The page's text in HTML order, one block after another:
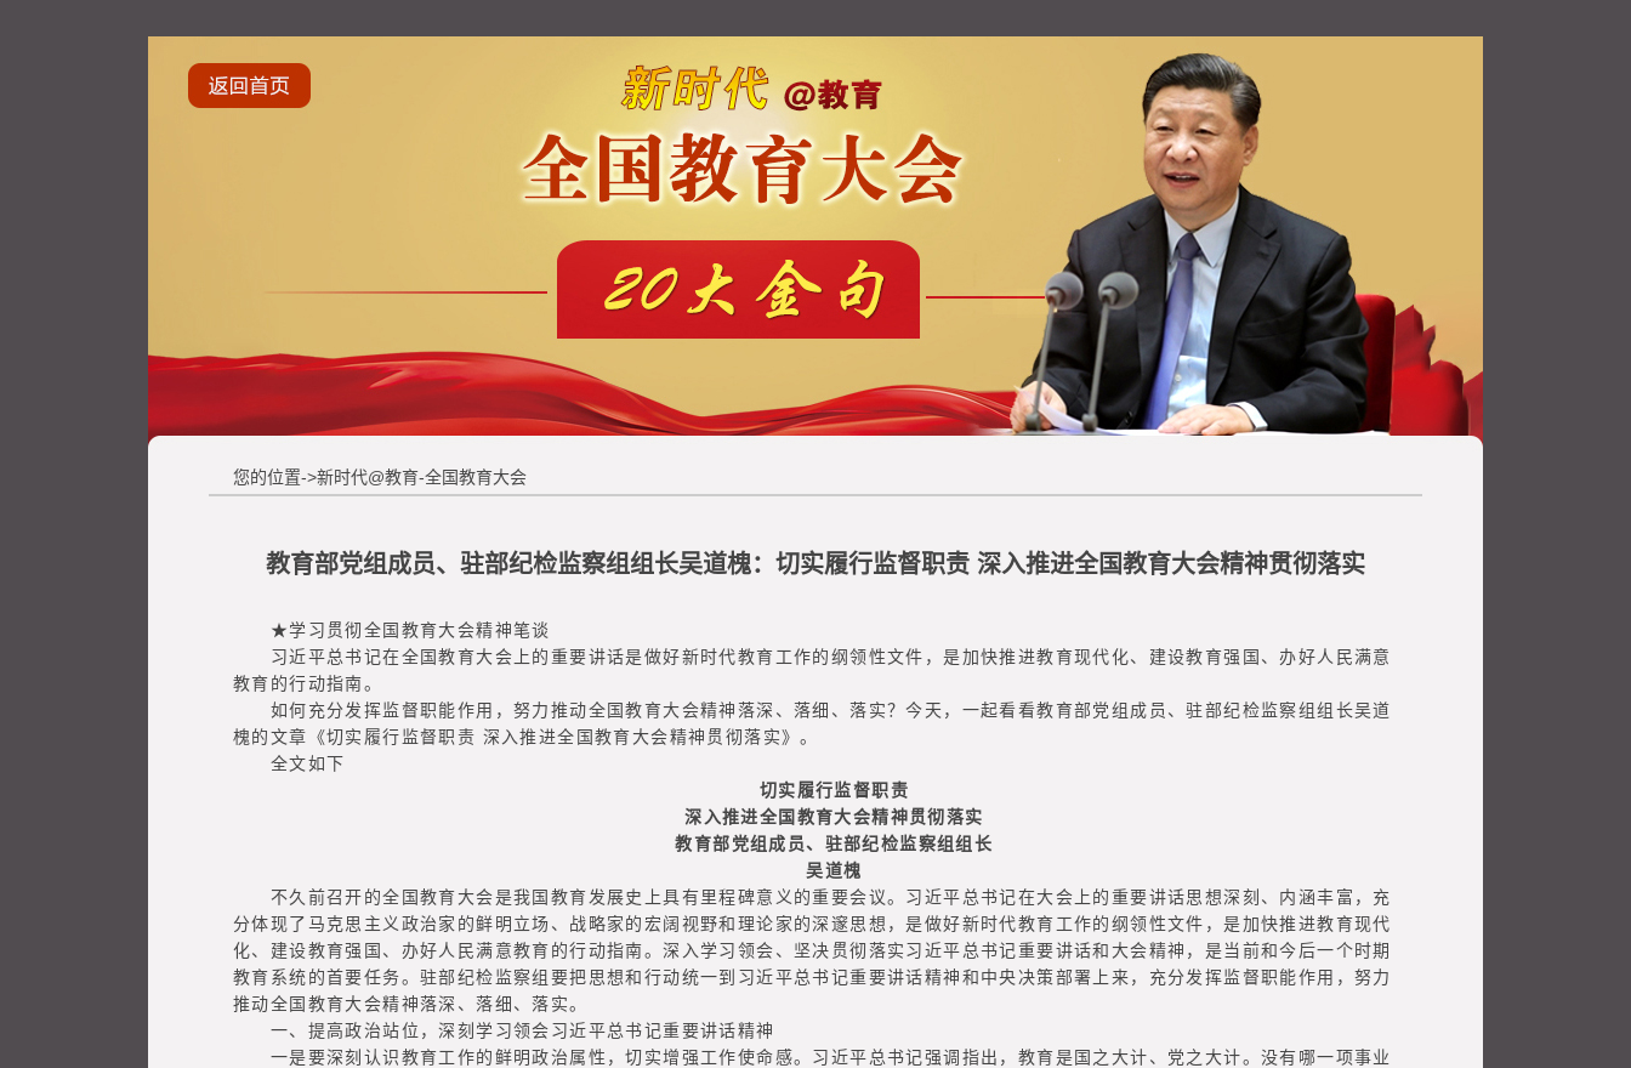
您的位置->新时代@教育-全国教育大会
教育部党组成员、驻部纪检监察组组长吴道槐：切实履行监督职责 深入推进全国教育大会精神贯彻落实
★学习贯彻全国教育大会精神笔谈
习近平总书记在全国教育大会上的重要讲话是做好新时代教育工作的纲领性文件，是加快推进教育现代化、建设教育强国、办好人民满意
教育的行动指南。
如何充分发挥监督职能作用，努力推动全国教育大会精神落深、落细、落实？今天，一起看看教育部党组成员、驻部纪检监察组组长吴道
槐的文章《切实履行监督职责 深入推进全国教育大会精神贯彻落实》。
全文如下
切实履行监督职责
深入推进全国教育大会精神贯彻落实
教育部党组成员、驻部纪检监察组组长
吴道槐
不久前召开的全国教育大会是我国教育发展史上具有里程碑意义的重要会议。习近平总书记在大会上的重要讲话思想深刻、内涵丰富，充
分体现了马克思主义政治家的鲜明立场、战略家的宏阔视野和理论家的深邃思想，是做好新时代教育工作的纲领性文件，是加快推进教育现代
化、建设教育强国、办好人民满意教育的行动指南。深入学习领会、坚决贯彻落实习近平总书记重要讲话和大会精神，是当前和今后一个时期
教育系统的首要任务。驻部纪检监察组要把思想和行动统一到习近平总书记重要讲话精神和中央决策部署上来，充分发挥监督职能作用，努力
推动全国教育大会精神落深、落细、落实。
一、提高政治站位，深刻学习领会习近平总书记重要讲话精神
一是要深刻认识教育工作的鲜明政治属性，切实增强工作使命感。习近平总书记强调指出，教育是国之大计、党之大计。没有哪一项事业